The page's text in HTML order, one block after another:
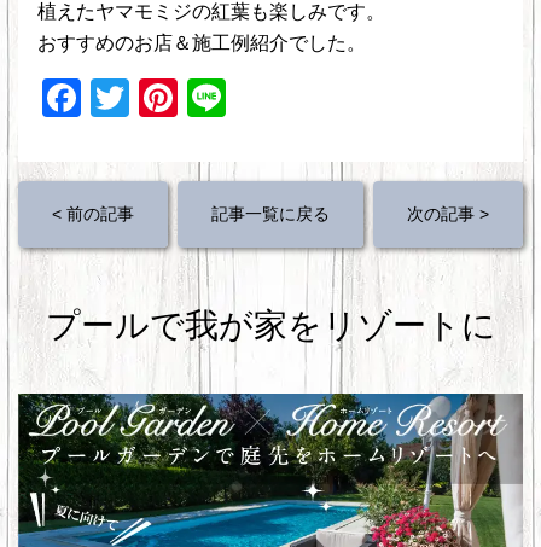
植えたヤマモミジの紅葉も楽しみです。
おすすめのお店＆施工例紹介でした。
F
c
e
b
o
o
k
T
tt
er
Pi
er
st
e
< 前の記事 記事一覧に戻る 次の記事 >
プールで我が家をリゾートに